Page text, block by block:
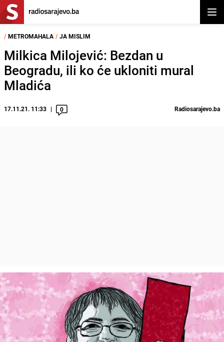
/ METROMAHALA / JA MISLIM
Milkica Milojević: Bezdan u
Beogradu, ili ko će ukloniti mural
Mladića
17.11.21. 11:33 0 Radiosarajevo.ba